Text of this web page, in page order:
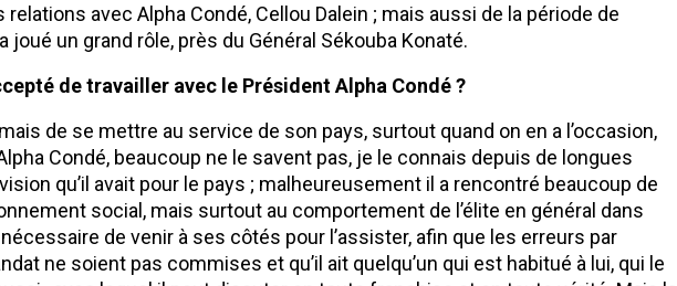
avec Alpha Condé, Cellou Dalein ; mais aussi de la période de
joué un grand rôle, près du Général Sékouba Konaté.
de travailler avec le Président Alpha Condé ?
de se mettre au service de son pays, surtout quand on en a l’occasion,
Condé, beaucoup ne le savent pas, je le connais depuis de longues
qu’il avait pour le pays ; malheureusement il a rencontré beaucoup de
social, mais surtout au comportement de l’élite en général dans
de venir à ses côtés pour l’assister, afin que les erreurs par
ne soient pas commises et qu’il ait quelqu’un qui est habitué à lui, qui le